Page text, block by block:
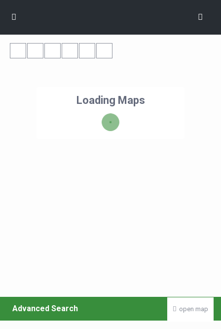
Loading Maps
open map
Advanced Search